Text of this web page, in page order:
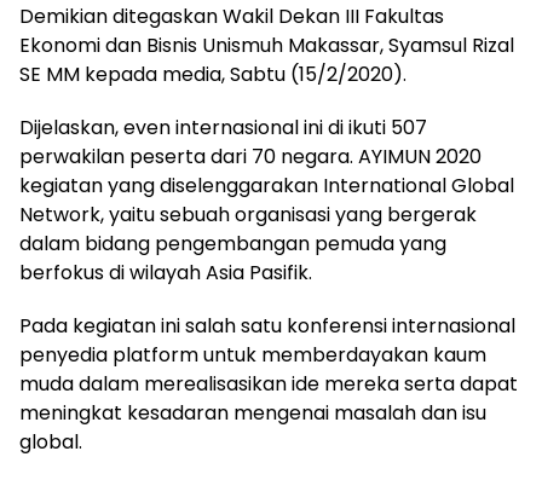
Demikian ditegaskan Wakil Dekan III Fakultas
Ekonomi dan Bisnis Unismuh Makassar, Syamsul Rizal
SE MM kepada media, Sabtu (15/2/2020).
Dijelaskan, even internasional ini di ikuti 507
perwakilan peserta dari 70 negara. AYIMUN 2020
kegiatan yang diselenggarakan International Global
Network, yaitu sebuah organisasi yang bergerak
dalam bidang pengembangan pemuda yang
berfokus di wilayah Asia Pasifik.
Pada kegiatan ini salah satu konferensi internasional
penyedia platform untuk memberdayakan kaum
muda dalam merealisasikan ide mereka serta dapat
meningkat kesadaran mengenai masalah dan isu
global.